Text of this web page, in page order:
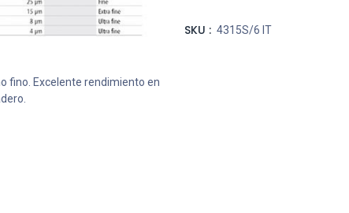
fino. Excelente rendimiento en
SKU : 4315S/6 IT